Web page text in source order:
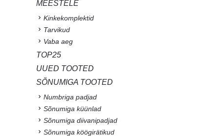
MEESTELE
Kinkekomplektid
Tarvikud
Vaba aeg
TOP25
UUED TOOTED
SÕNUMIGA TOOTED
Numbriga padjad
Sõnumiga küünlad
Sõnumiga diivanipadjad
Sõnumiga köögirätikud